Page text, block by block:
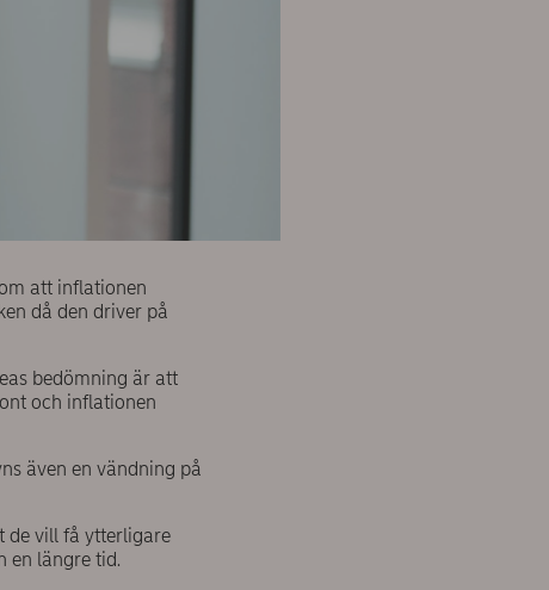
att inflationen
då den driver på
bedömning är att
och inflationen
även en vändning på
de vill få ytterligare
en längre tid.